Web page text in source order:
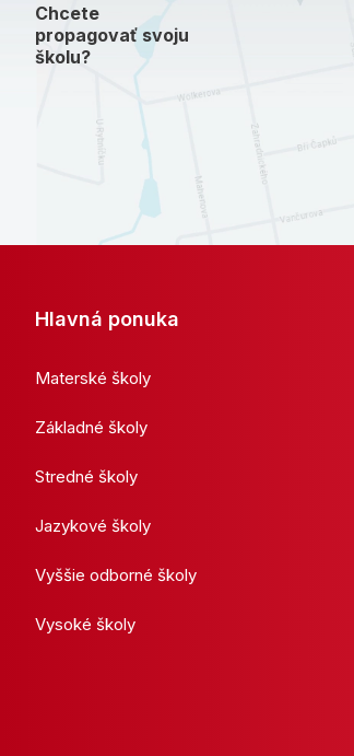
Chcete
propagovať svoju
školu?
Hlavná ponuka
Materské školy
Základné školy
Stredné školy
Jazykové školy
Vyššie odborné školy
Vysoké školy